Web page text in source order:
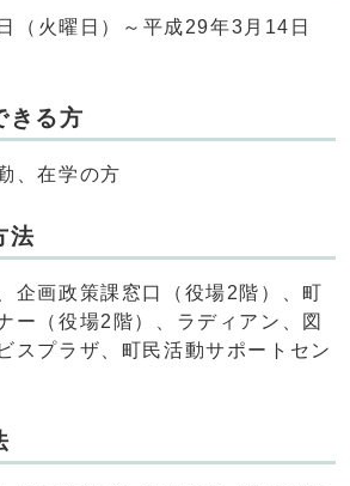
（火曜日）～平成29年3月14日
きる方
、在学の方
法
企画政策課窓口（役場2階）、町
ー（役場2階）、ラディアン、図
スプラザ、町民活動サポートセン